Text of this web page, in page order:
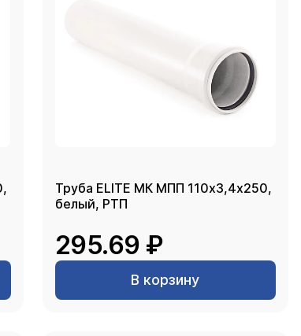
Труба ELITE МК МПП 110х3,4х250,
белый, РТП
295.69 ₽
В корзину